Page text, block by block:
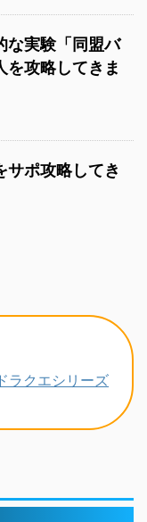
な実験「同盟バ
を攻略してきま
サポ攻略してき